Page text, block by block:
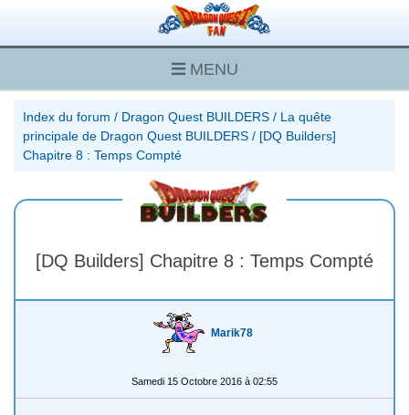
MENU
Index du forum / Dragon Quest BUILDERS / La quête
principale de Dragon Quest BUILDERS / [DQ Builders]
Chapitre 8 : Temps Compté
[DQ Builders] Chapitre 8 : Temps Compté
Marik78
Samedi 15 Octobre 2016 à 02:55